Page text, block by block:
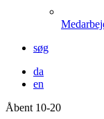
søg
da
en
Åbent 10-20